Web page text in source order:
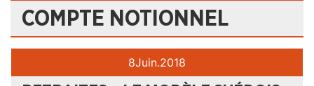
COMPTE NOTIONNEL
8Juin.2018